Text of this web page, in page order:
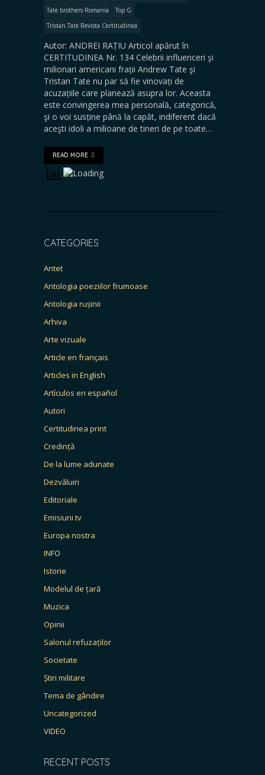
Tate brothers Romania
Top G
Tristan Tate Revista Certitudinea
Autor: ANDREI RAȚIU Articol apărut în
CERTITUDINEA Nr. 134 Celebrii influenceri şi
milionari americani frații Andrew Tate şi
Tristan Tate nu par să fie vinovați de
acuzațiile care planează asupra lor. Aceasta
este convingerea mea personală, categorică,
şi o voi susține până la capăt, indiferent dacă
aceşti idoli a milioane de tineri de pe toate…
READ MORE
CATEGORIES
Antet
Antologia poeziilor frumoase
Antologia rușinii
Arhiva
Arte vizuale
Article en français
Articles in English
Artículos en español
Autori
Certitudinea print
Credință
De la lume adunate
Dezvăluiri
Editoriale
Emisiuni tv
Europa nostra
INFO
Istorie
Modelul de țară
Muzica
Opinii
Salonul refuzaților
Societate
Știri militare
Tema de gândire
Uncategorized
VIDEO
RECENT POSTS